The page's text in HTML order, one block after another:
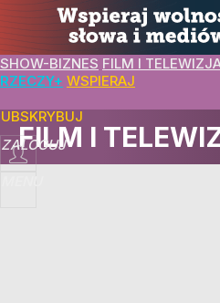
SHOW-BIZNES FILM I
RZECZY+ WSPIERAJ
ZALOGUJ
FILM I